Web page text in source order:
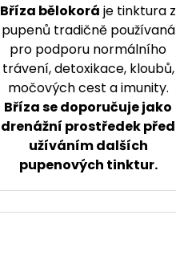
Bříza bělokorá je tinktura z
pupenů tradičně používaná
pro podporu normálního
trávení, detoxikace, kloubů,
močových cest a imunity.
Bříza se doporučuje jako
drenážní prostředek před
užíváním dalších
pupenových tinktur.